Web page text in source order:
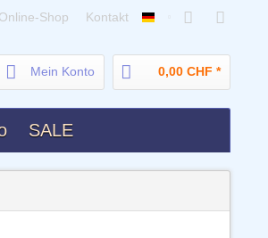
Shop Kontakt Deutsch
Mein Konto 0,00 CHF *
SALE